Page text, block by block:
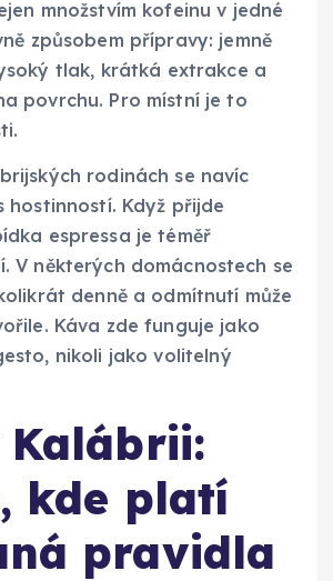
množstvím kofeinu v jedné
způsobem přípravy: jemně
tlak, krátká extrakce a
povrchu. Pro místní je to
rodinách se navíc
hostinností. Když přijde
espressa je téměř
V některých domácnostech se
denně a odmítnutí může
Káva zde funguje jako
nikoli jako volitelný
Kalábrii:
kde platí
pravidla